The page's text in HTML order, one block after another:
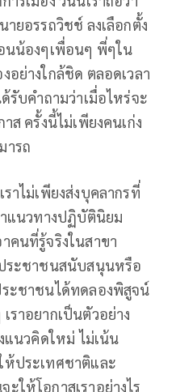
ยอรรถวิชช์ ลงเลือกตั้ง
นน้องๆเพื่อนๆ พี่ๆใน
อย่างใกล้ชิด ตลอดเวลา
รับคำถามว่าเมื่อไหร่จะ
ส ครั้งนี้ไม่เพียงคนเก่ง
ารถ
าไม่เพียงส่งบุคลากรที่
แนวทางปฏิบัตินิยม
คนที่รู้จริงในสาขา
ระชาชนสนับสนุนหรือ
ะชาชนได้ทดลองพิสูจน์
ราอยากเป็นตัวอย่าง
แนวคิดใหม่ ไม่เน้น
ประเทศชาติและ
ให้โอกาสเราอย่างไร